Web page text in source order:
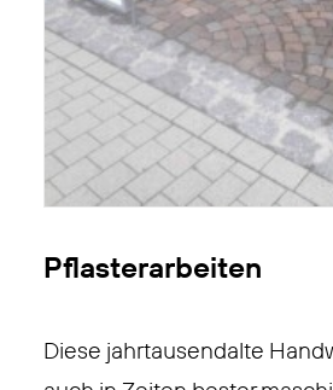
Pflasterarbeiten
Diese jahrtausendalte